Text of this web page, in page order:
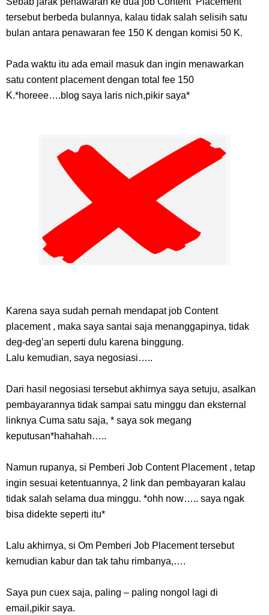
tersebut berbeda bulannya, kalau tidak salah selisih satu
bulan antara penawaran fee 150 K dengan komisi 50 K.
Pada waktu itu ada email masuk dan ingin menawarkan
satu content placement dengan total fee 150
K.*horeee….blog saya laris nich,pikir saya*
Karena saya sudah pernah mendapat job Content
placement , maka saya santai saja menanggapinya, tidak
deg-deg’an seperti dulu karena binggung.
Lalu kemudian, saya negosiasi…..
Dari hasil negosiasi tersebut akhirnya saya setuju, asalkan
pembayarannya tidak sampai satu minggu dan eksternal
linknya Cuma satu saja, * saya sok megang
keputusan*hahahah…..
Namun rupanya, si Pemberi Job Content Placement , tetap
ingin sesuai ketentuannya, 2 link dan pembayaran kalau
tidak salah selama dua minggu. *ohh now….. saya ngak
bisa didekte seperti itu*
Lalu akhirnya, si Om Pemberi Job Placement tersebut
kemudian kabur dan tak tahu rimbanya,….
Saya pun cuex saja, paling – paling nongol lagi di
email,pikir saya.